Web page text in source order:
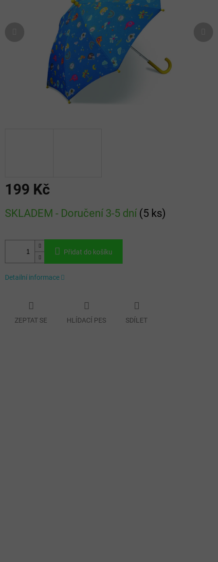
199 Kč
cena:
SKLADEM - Doručení 3-5 dní (5 ks)
Přidat do košíku
Detailní informace
ZEPTAT SE HLÍDACÍ PES SDÍLET